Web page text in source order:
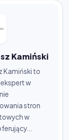
Kamiński
Kamiński to
w
stron
w